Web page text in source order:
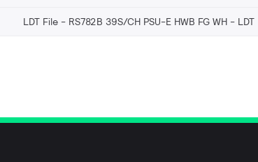
LDT File - RS782B 39S/CH PSU-E HWB FG WH LDT